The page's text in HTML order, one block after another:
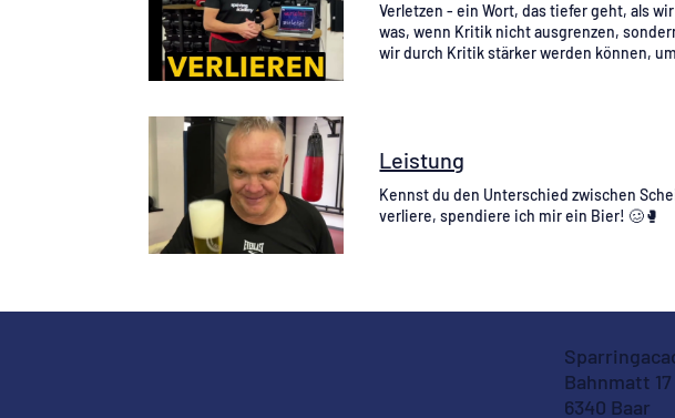
Verletzen - ein Wort, das tiefer geht, als
was, wenn Kritik nicht ausgrenzen,
wir durch Kritik stärker werden können,
Leistung
Kennst du den Unterschied zwischen
verliere, spendiere ich mir ein Bier! 🥴🥊
Bahnmatt 17
6340 Baar